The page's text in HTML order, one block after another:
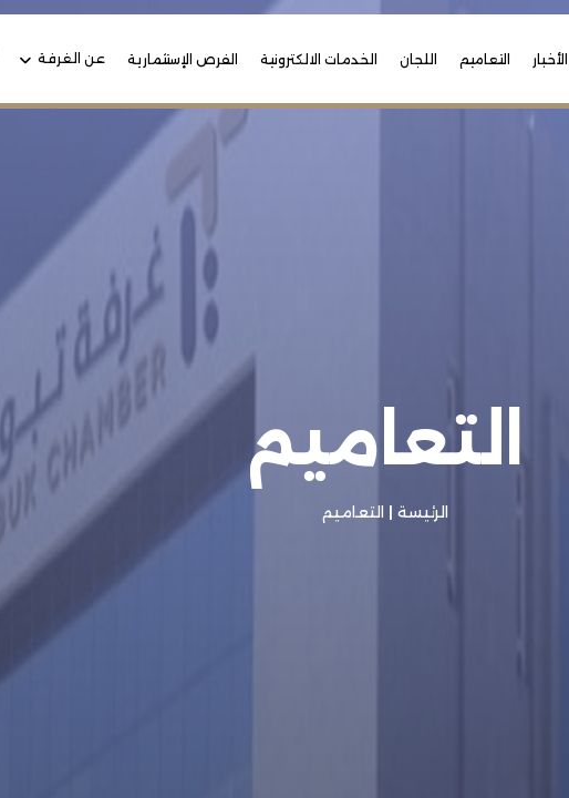
الأخبار التعاميم اللجان الخدمات الالكترونية الفرص الإستثمارية عن الغرفة
التعاميم
الرئيسة | التعاميم